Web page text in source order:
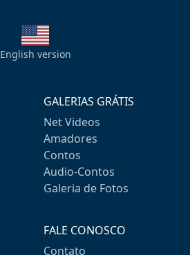
English version
GALERIAS GRÁTIS
Net Videos
Amadores
Contos
Audio-Contos
Galeria de Fotos
FALE CONOSCO
Contato